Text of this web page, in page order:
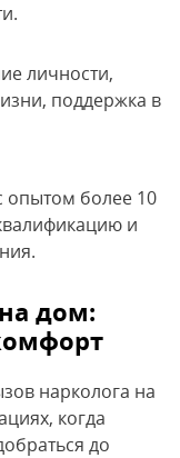
личности,
поддержка в
опытом более 10
и
дом:
нарколога на
когда
до